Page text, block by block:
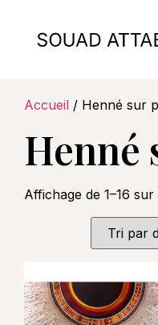
Accueil / Henné sur
Henné
Affichage de 1–16